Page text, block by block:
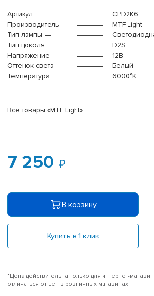
Артикул
CPD2K6
Производитель
MTF Light
Тип лампы
Тип цоколя
D2S
Напряжение
12В
Оттенок света
Белый
Температура
6000°K
Все товары «MTF Light»
7 250
В корзину
Купить в 1 клик
*Цена действительна только для интернет-
отличаться от цен в розничных магазинах